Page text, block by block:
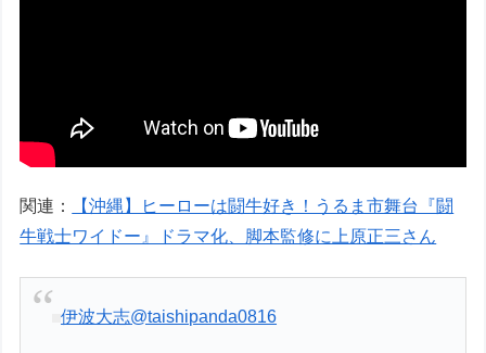
関連：
【沖縄】ヒーローは闘牛好き！うるま市舞台『闘
牛戦士ワイドー』ドラマ化、脚本監修に上原正三さん
伊波大志@taishipanda0816